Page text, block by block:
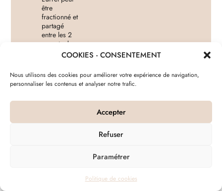
COOKIES - CONSENTEMENT
Nous utilisons des cookies pour améliorer votre expérience de navigation,
personnaliser les contenus et analyser notre trafic.
Accepter
Refuser
Paramétrer
Politique de cookies
être
fractionné et
partagé
entre les 2
parents de
manière à
permettre
éventuellement
de concilier
professionnelle